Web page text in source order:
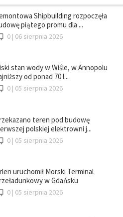
Shipbuilding rozpoczęła
piątego promu dla ...
0 | 06 sierpnia 2026
stan wody w Wiśle, w Annopolu
od ponad 70 l...
0 | 05 sierpnia 2026
teren pod budowę
polskiej elektrowni j...
0 | 05 sierpnia 2026
uruchomił Morski Terminal
w Gdańsku
0 | 05 sierpnia 2026